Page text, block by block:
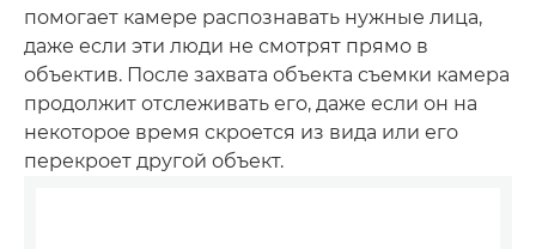
помогает камере распознавать нужные лица,
даже если эти люди не смотрят прямо в
объектив. После захвата объекта съемки камера
продолжит отслеживать его, даже если он на
некоторое время скроется из вида или его
перекроет другой объект.